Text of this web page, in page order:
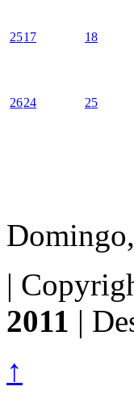
2517 18
2624 25
|
2011 |
↑